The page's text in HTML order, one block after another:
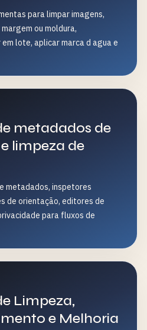
para limpar imagens,
ou moldura,
lote, aplicar marca d agua e
metadados de
limpeza de
metadados, inspetores
de orientação, editores de
para fluxos de
Limpeza,
e Melhoria